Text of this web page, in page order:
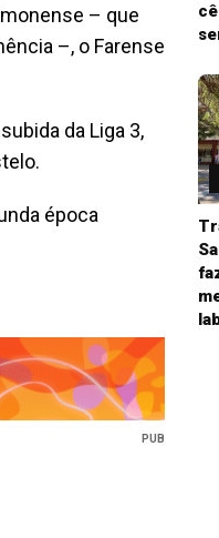
– que
–, o Farense
da Liga 3,
época
PUB